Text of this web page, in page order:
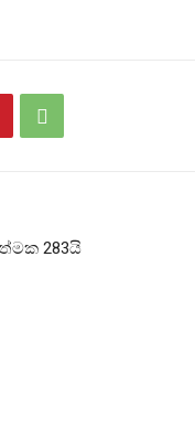
283යි